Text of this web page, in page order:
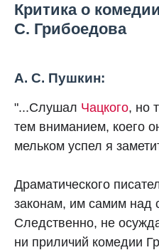
Критика о
С. Грибоедова
А. С. Пушкин:
"...Слушал Чацкого, но
тем вниманием, коего
мельком успел я
Драматического
законам, им самим над
Следственно, не
ни приличий комедии